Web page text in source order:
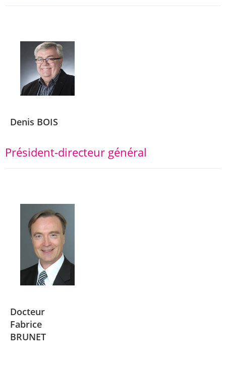
Denis BOIS
Président-directeur général
Docteur
Fabrice
BRUNET